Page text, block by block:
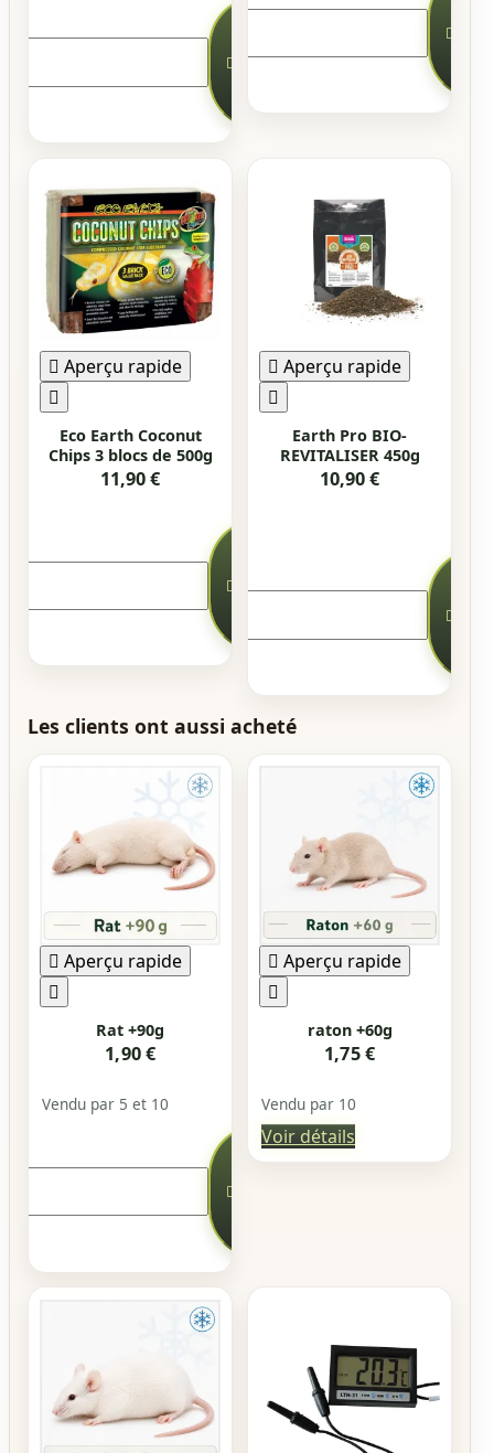

au


 Aperçu rapide

Eco Earth Coconut
Chips 3 blocs de 500g
11,90 €

 Aperçu rapide

Earth Pro BIO-
REVITALISER 450g
10,90 €



Les clients ont aussi acheté
 Aperçu rapide

Rat +90g
1,90 €
Vendu par 5 et 10

 Aperçu rapide

raton +60g
1,75 €
Vendu par 10
Voir détails